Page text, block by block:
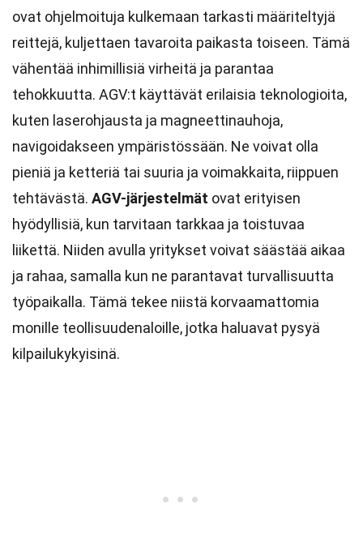
ovat ohjelmoituja kulkemaan tarkasti määriteltyjä
reittejä, kuljettaen tavaroita paikasta toiseen. Tämä
vähentää inhimillisiä virheitä ja parantaa
tehokkuutta. AGV:t käyttävät erilaisia teknologioita,
kuten laserohjausta ja magneettinauhoja,
navigoidakseen ympäristössään. Ne voivat olla
pieniä ja ketteriä tai suuria ja voimakkaita, riippuen
tehtävästä. AGV-järjestelmät ovat erityisen
hyödyllisiä, kun tarvitaan tarkkaa ja toistuvaa
liikettä. Niiden avulla yritykset voivat säästää aikaa
ja rahaa, samalla kun ne parantavat turvallisuutta
työpaikalla. Tämä tekee niistä korvaamattomia
monille teollisuudenaloille, jotka haluavat pysyä
kilpailukykyisinä.